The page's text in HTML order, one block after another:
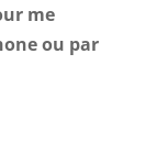
me
ou par